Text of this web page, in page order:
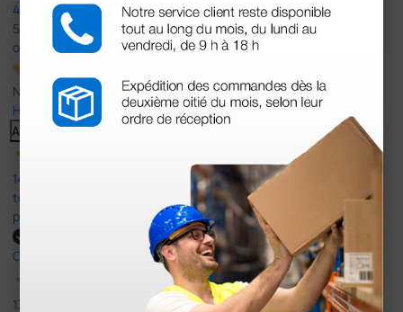
4,4
597
opiniones
Nuestras reseñas de 4 y 5 estrellas.
Haga clic aquí para leerlos todos >
Anterior Siguiente
14 Jul 2026
todo correcto. podria señalar que un poco caro los portes y el
plazo de entrega se alarga.
Comprador verificado
13 Jul 2026